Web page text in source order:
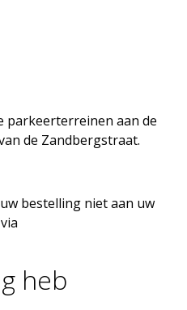
parkeerterreinen aan de
de Zandbergstraat.
bestelling niet aan uw
heb